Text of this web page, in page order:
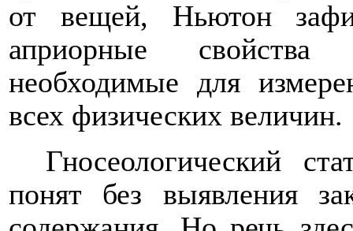
от вещей, Ньютон
априорные
необходимые для
всех физических величин.
Гносеологический
понят без выявления